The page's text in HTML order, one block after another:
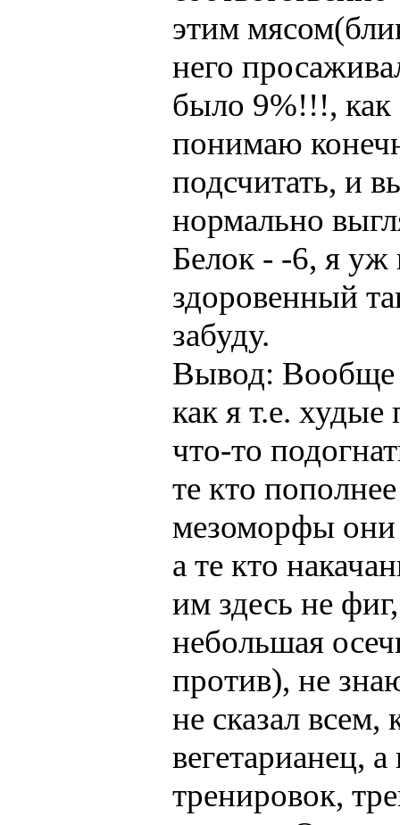
этим
него
было 9%!!!,
понимаю
подсчитать, и
нормально
Белок - -6, я уж
здоровенный
забуду.
Вывод: Вообще
как я т.е. худые
что-то
те кто
мезоморфы они
а те кто
им здесь не
небольшая
против), не
не сказал всем,
вегетарианец,
тренировок,